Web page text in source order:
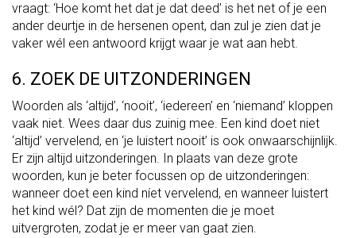
vraagt: ‘Hoe komt het dat je dat deed’ is het net of je een
ander deurtje in de hersenen opent, dan zul je zien dat je
vaker wél een antwoord krijgt waar je wat aan hebt.
6. ZOEK DE UITZONDERINGEN
Woorden als ‘altijd’, ‘nooit’, ‘iedereen’ en ‘niemand’ kloppen
vaak niet. Wees daar dus zuinig mee. Een kind doet niet
‘altijd’ vervelend, en ‘je luistert nooit’ is ook onwaarschijnlijk.
Er zijn altijd uitzonderingen. In plaats van deze grote
woorden, kun je beter focussen op de uitzonderingen:
wanneer doet een kind níet vervelend, en wanneer luistert
het kind wél? Dat zijn de momenten die je moet
uitvergroten, zodat je er meer van gaat zien.